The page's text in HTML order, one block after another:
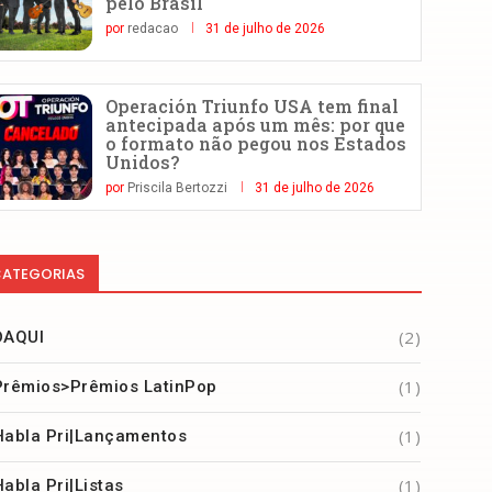
por redacao 31 de julho de 2026
Operación Triunfo USA tem final
antecipada após um mês: por que
o formato não pegou nos Estados
Unidos?
por Priscila Bertozzi 31 de julho de 2026
(2)
LatinPop (1)
Pri|Lançamentos (1)
Pri|Listas (1)